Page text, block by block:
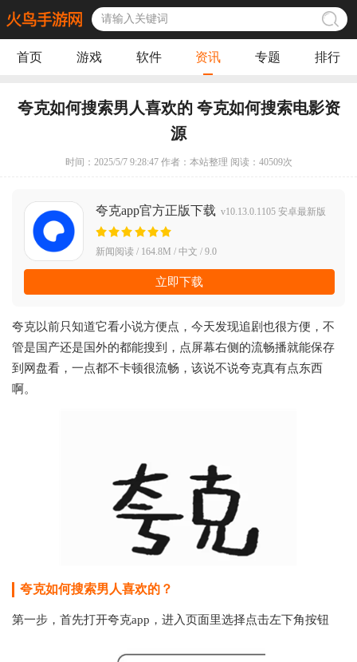
首页 游戏 软件 资讯 专题 排行
夸克如何搜索男人喜欢的 夸克如何搜索电影资
源
时间：2025/5/7 9:28:47 作者：本站整理 阅读： 40509次
夸克app官方正版下载 v10.13.0.1105 安卓最新版
新闻阅读 / 164.8M / 中文 / 9.0
立即下载
夸克以前只知道它看小说方便点，今天发现追剧也很方便，不
管是国产还是国外的都能搜到，点屏幕右侧的流畅播就能保存
到网盘看，一点都不卡顿很流畅，该说不说夸克真有点东西
啊。
夸克如何搜索男人喜欢的？
第一步，首先打开夸克app，进入页面里选择点击左下角按钮